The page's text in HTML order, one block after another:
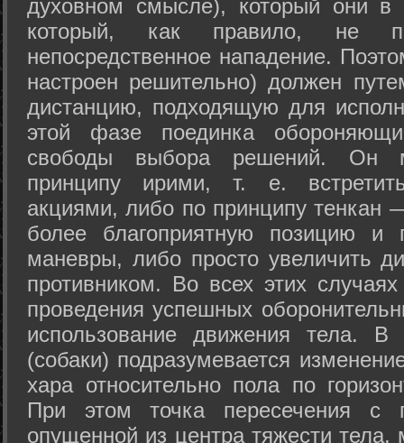
духовном смысле), который они в
который, как правило, не
непосредственное нападение.
настроен решительно) должен
дистанцию, подходящую для
этой фазе поединка
свободы выбора решений. Он
принципу ирими, т. е.
акциями, либо по принципу тенкан
более благоприятную позицию и
маневры, либо просто увеличить
противником. Во всех этих
проведения успешных
использование движения тела.
(собаки) подразумевается
хара относительно пола по
При этом точка пересечения с
опущенной из центра тяжести